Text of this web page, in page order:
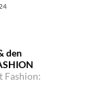
den
Fashion: